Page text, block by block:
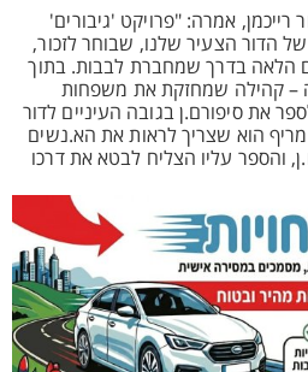
אמרה: "פרויקט 'גיבורים'
הדור הצעיר שלנו, שבוחר לזכור,
הלאה בדרך שמחברת לבבות. בתוך
– קהילה שמחזקת את משפחות
את סיפורם.ן בגובה העיניים לדור
הוא שצריך לראות את הא.נשים
והספר עליו הצליח לבטא את דרכו